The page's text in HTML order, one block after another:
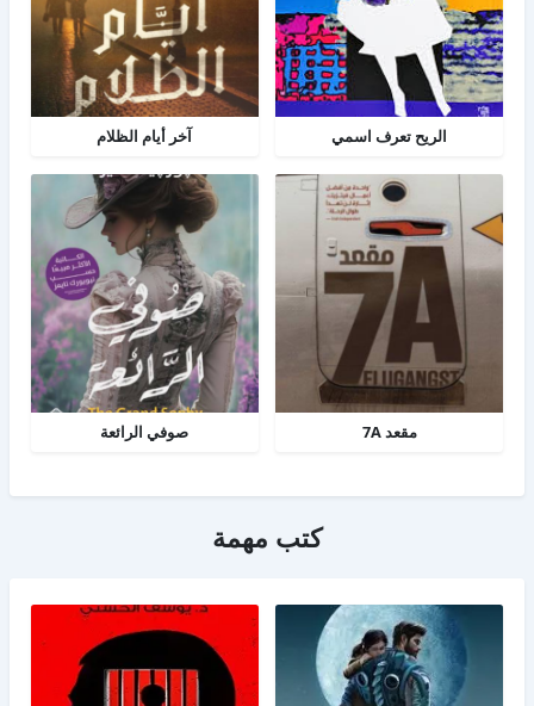
الريح تعرف اسمي آخر أيام الظلام
مقعد 7A صوفي الرائعة
كتب مهمة